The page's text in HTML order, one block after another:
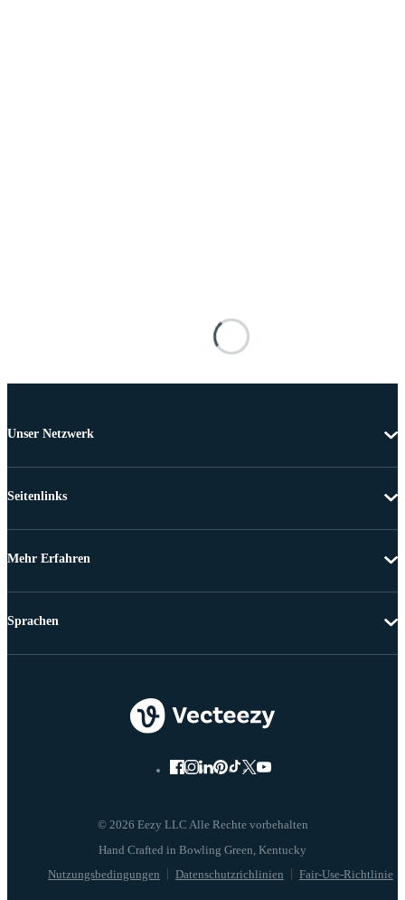
Unser Netzwerk
Seitenlinks
Mehr Erfahren
© 2026 Eezy LLC Alle Rechte vorbehalten
Nutzungsbedingungen Datenschutzrichlinien Fair-Use-Richtlinie
Sprachen